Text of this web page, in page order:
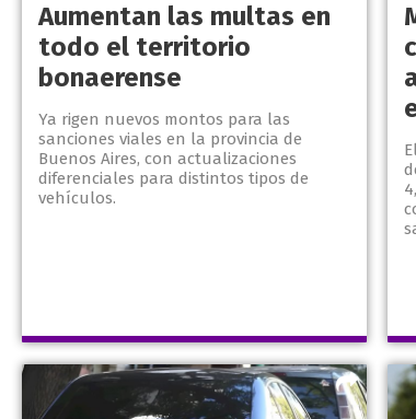
Aumentan las multas en
todo el territorio
bonaerense
Ya rigen nuevos montos para las
sanciones viales en la provincia de
Buenos Aires, con actualizaciones
diferenciales para distintos tipos de
vehículos.